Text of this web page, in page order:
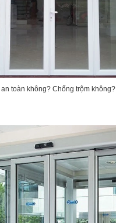
toàn không? Chống trộm không?